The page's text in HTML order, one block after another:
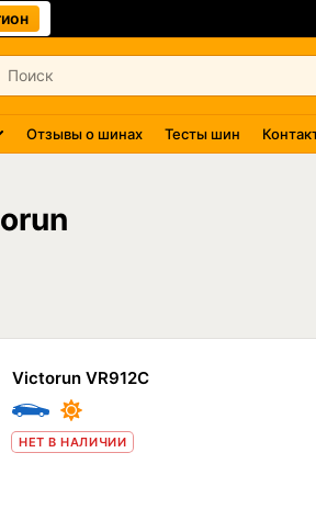
Отзывы о шинах Тесты шин
Victorun VR912C
НЕТ В НАЛИЧИИ